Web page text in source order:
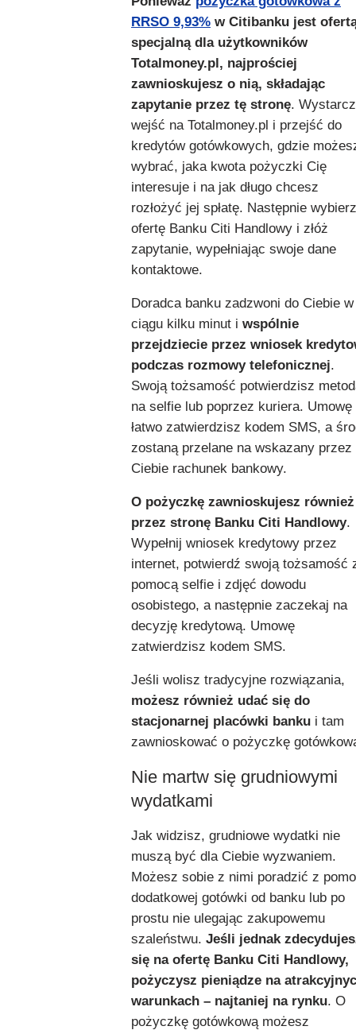
RRSO 9,93% w Citibanku jest
specjalną dla użytkowników
Totalmoney.pl, najprościej
zawnioskujesz o nią, składając
zapytanie przez tę stronę.
wejść na Totalmoney.pl i przejść do
kredytów gotówkowych, gdzie
wybrać, jaka kwota pożyczki Cię
interesuje i na jak długo chcesz
rozłożyć jej spłatę. Następnie wybierz
ofertę Banku Citi Handlowy i złóż
zapytanie, wypełniając swoje dane
kontaktowe.
Doradca banku zadzwoni do Ciebie w
ciągu kilku minut i wspólnie
przejdziecie przez wniosek
podczas rozmowy telefonicznej.
Swoją tożsamość potwierdzisz
na selfie lub poprzez kuriera. Umowę
łatwo zatwierdzisz kodem SMS, a
zostaną przelane na wskazany przez
Ciebie rachunek bankowy.
O pożyczkę zawnioskujesz również
przez stronę Banku Citi Handlowy.
Wypełnij wniosek kredytowy przez
internet, potwierdź swoją tożsamość
pomocą selfie i zdjęć dowodu
osobistego, a następnie zaczekaj na
decyzję kredytową. Umowę
zatwierdzisz kodem SMS.
Jeśli wolisz tradycyjne rozwiązania,
możesz również udać się do
stacjonarnej placówki banku i tam
zawnioskować o pożyczkę
Nie martw się grudniowymi
wydatkami
Jak widzisz, grudniowe wydatki nie
muszą być dla Ciebie wyzwaniem.
Możesz sobie z nimi poradzić z
dodatkowej gotówki od banku lub po
prostu nie ulegając zakupowemu
szaleństwu. Jeśli jednak
się na ofertę Banku Citi Handlowy,
pożyczysz pieniądze na
warunkach – najtaniej na rynku. O
pożyczkę gotówkową możesz